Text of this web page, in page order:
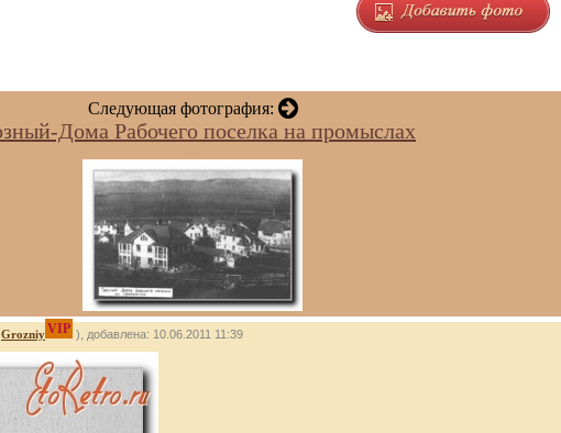
Следующая фотография:
Дома Рабочего поселка на промыслах
GrozniyVIP ), добавлена: 10.06.2011 11:39